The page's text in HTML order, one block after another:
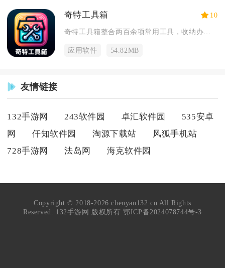
奇特工具箱 10
奇特工具箱整合两百余项常用工具，收纳办公、生活、学习、网络四...
应用软件 54.82MB
友情链接
132手游网 243软件园 卓汇软件园
535安卓
网
仟知软件园 淘源下载站
风狐手机站
728手游网
法岛网 海克软件园
Copyright © 2018-2026 chenyan132.cn All Rights
Reserved. 132手游网 版权所有鄂ICP备2024078744号-3